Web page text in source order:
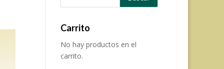
Carrito
No hay productos en el
carrito.